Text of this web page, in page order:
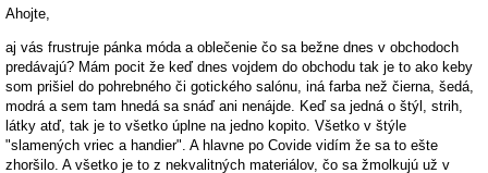
Ahojte,
aj vás frustruje pánka móda a oblečenie čo sa bežne dnes v obchodoch
predávajú? Mám pocit že keď dnes vojdem do obchodu tak je to ako keby
som prišiel do pohrebného či gotického salónu, iná farba než čierna, šedá,
modrá a sem tam hnedá sa snáď ani nenájde. Keď sa jedná o štýl, strih,
látky atď, tak je to všetko úplne na jedno kopito. Všetko v štýle
"slamených vriec a handier". A hlavne po Covide vidím že sa to ešte
zhoršilo. A všetko je to z nekvalitných materiálov, čo sa žmolkujú už v